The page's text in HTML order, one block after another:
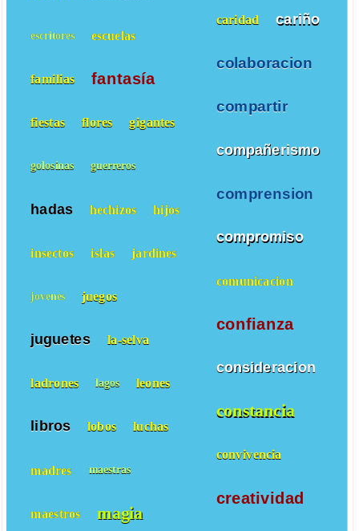
caridad cariño
colaboracion
compartir
compañerismo
comprension
compromiso
comunicacion
confianza
consideracion
constancia
convivencia
creatividad
escritores escuelas
familias fantasía
fiestas flores gigantes
golosinas guerreros
hadas hechizos hijos
insectos islas jardines
jovenes juegos
juguetes la-selva
ladrones lagos leones
libros lobos luchas
madres maestras
maestros magia